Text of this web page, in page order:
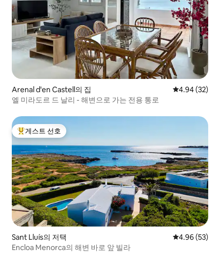
Arenal d'en Castell의 집 평점 4.94점(5
4.94 (32)
엘 미라도르 드 날리 - 해변으로 가는 전용 통로
상위 게스트 선호
게스트 선호
Sant Lluís의 저택 평점 4.96점(5
4.96 (53)
Encloa Menorca의 해변 바로 앞 빌라